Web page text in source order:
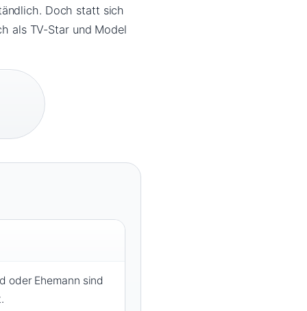
Doch statt sich
als TV-Star und Model
oder Ehemann sind